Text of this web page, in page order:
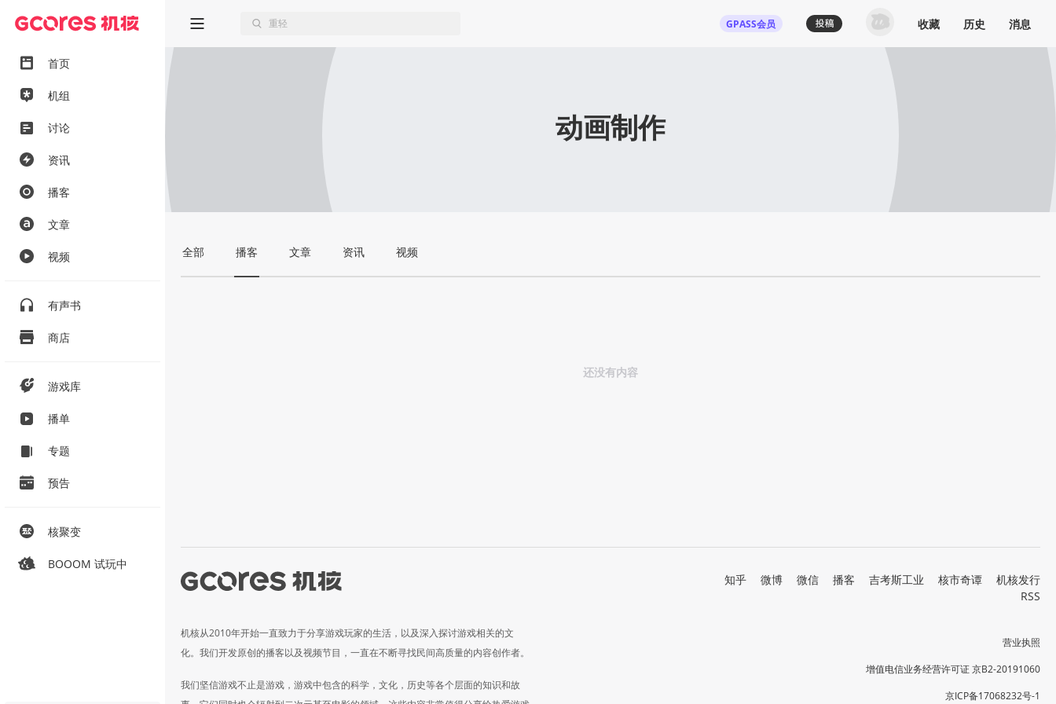
首页
机组
讨论
资讯
播客
文章
视频
有声书
商店
游戏库
播单
专题
预告
核聚变
BOOOM 试玩中
GPASS会员 收藏 历史 消息
动画制作
全部 播客 文章 资讯 视频
还没有内容
机核从2010年开始一直致力于分享游戏玩家的生活，以及深入探讨游戏相关的文
化。我们开发原创的播客以及视频节目，一直在不断寻找民间高质量的内容创作者。
我们坚信游戏不止是游戏，游戏中包含的科学，文化，历史等各个层面的知识和故
知乎 微博 微信 播客 吉考斯工业 核市奇谭
机核发行
RSS
营业执照
增值电信业务经营许可证 京B2-20191060
京ICP备17068232号-1